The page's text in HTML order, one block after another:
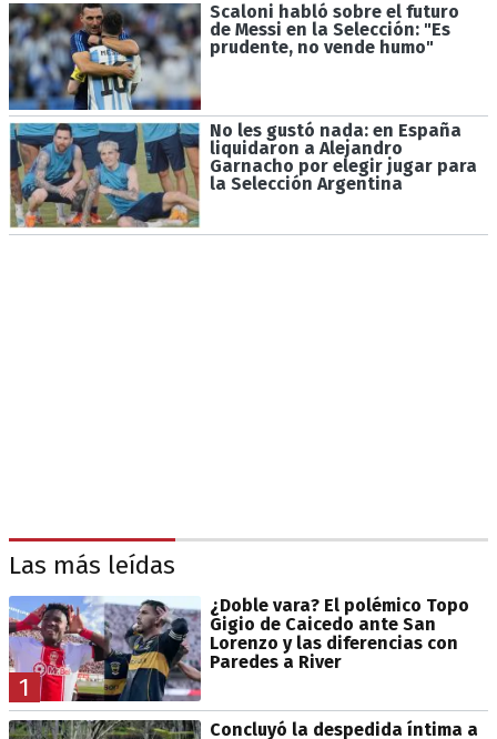
Scaloni habló sobre el futuro
de Messi en la Selección: "Es
prudente, no vende humo"
No les gustó nada: en España
liquidaron a Alejandro
Garnacho por elegir jugar para
la Selección Argentina
Las más leídas
1
¿Doble vara? El polémico Topo
Gigio de Caicedo ante San
Lorenzo y las diferencias con
Paredes a River
Concluyó la despedida íntima a